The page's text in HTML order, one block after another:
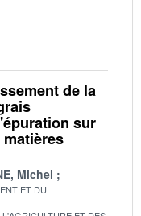
de la
sur
Michel
ET DU